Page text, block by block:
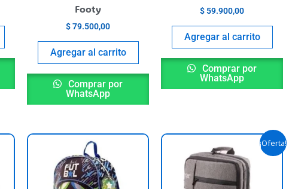
Footy
$79.500,00
Agregar al carrito
Comprar por
WhatsApp
$ 59.900,00
Agregar al carrito
Comprar por
WhatsApp
¡Oferta!
El
precio
original
era:
$ 67.500,00.
El